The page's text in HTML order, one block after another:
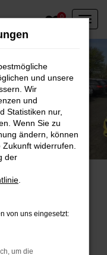
0
und unsere
Wir
und
Statistiken nur,
Wenn Sie zu
ändern, können
widerrufen.
der
von uns eingesetzt:
um die